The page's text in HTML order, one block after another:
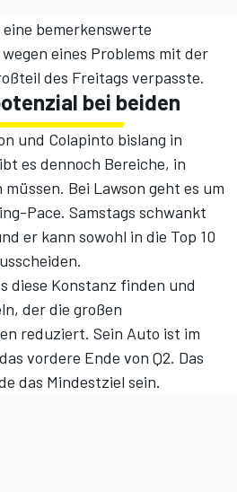
bemerkenswerte
eines Problems mit der
des Freitags verpasste.
bei beiden
und Colapinto bislang in
es dennoch Bereiche, in
Bei Lawson geht es um
Pace. Samstags schwankt
er kann sowohl in die Top 10
diese Konstanz finden und
der die großen
reduziert. Sein Auto ist im
vordere Ende von Q2. Das
das Mindestziel sein.